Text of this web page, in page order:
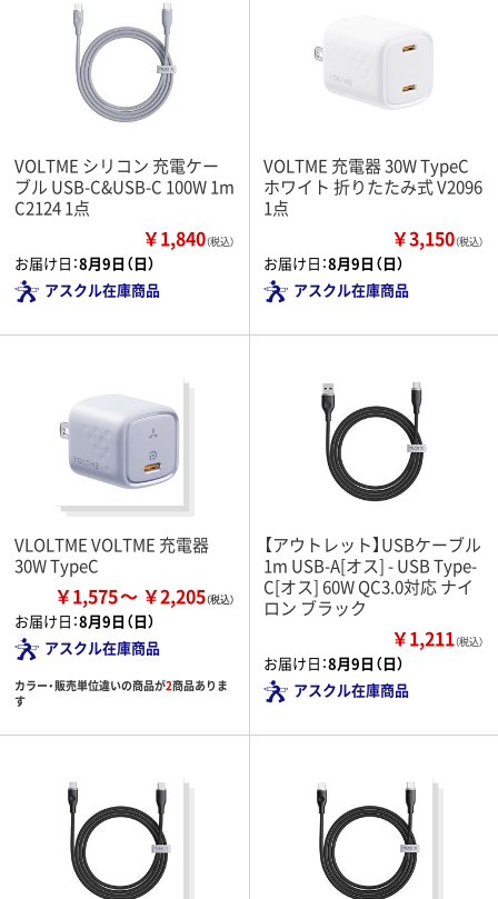
VOLTME シリコン 充電ケー
ブル USB-C&USB-C 100W 1m
C2124 1点
￥1,840（税込）
お届け日：8月9日（日）
アスクル在庫商品
VOLTME 充電器 30W TypeC
ホワイト 折りたたみ式 V2096
1点
￥3,150（税込）
お届け日：8月9日（日）
アスクル在庫商品
VLOLTME VOLTME 充電器
30W TypeC
￥1,575 ￥2,205
お届け日：8月9日（日）
アスクル在庫商品
カラー・販売単位違いの商品が2商品ありま
す
【アウトレット】USBケーブル
1m USB-A[オス] - USB Type-
C[オス] 60W QC3.0対応 ナイ
ロン ブラック
￥1,211（税込）
お届け日：8月9日（日）
アスクル在庫商品